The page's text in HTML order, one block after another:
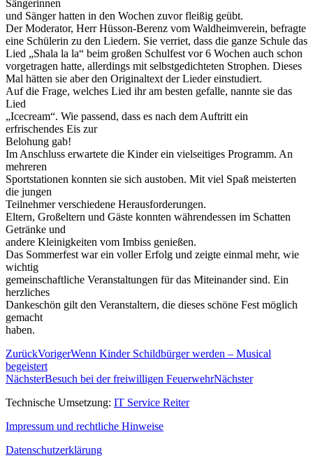
Sängerinnen
und Sänger hatten in den Wochen zuvor fleißig geübt.
Der Moderator, Herr Hüsson-Berenz vom Waldheimverein, befragte
eine Schülerin zu den Liedern. Sie verriet, dass die ganze Schule das
Lied „Shala la la“ beim großen Schulfest vor 6 Wochen auch schon
vorgetragen hatte, allerdings mit selbstgedichteten Strophen. Dieses
Mal hätten sie aber den Originaltext der Lieder einstudiert.
Auf die Frage, welches Lied ihr am besten gefalle, nannte sie das
Lied
„Icecream“. Wie passend, dass es nach dem Auftritt ein
erfrischendes Eis zur
Belohung gab!
Im Anschluss erwartete die Kinder ein vielseitiges Programm. An
mehreren
Sportstationen konnten sie sich austoben. Mit viel Spaß meisterten
die jungen
Teilnehmer verschiedene Herausforderungen.
Eltern, Großeltern und Gäste konnten währendessen im Schatten
Getränke und
andere Kleinigkeiten vom Imbiss genießen.
Das Sommerfest war ein voller Erfolg und zeigte einmal mehr, wie
wichtig
gemeinschaftliche Veranstaltungen für das Miteinander sind. Ein
herzliches
Dankeschön gilt den Veranstaltern, die dieses schöne Fest möglich
gemacht
haben.
ZurückVorigerWenn Kinder Schildbürger werden – Musical
begeistert
NächsterBesuch bei der freiwilligen FeuerwehrNächster
Technische Umsetzung: IT Service Reiter
Impressum und rechtliche Hinweise
Datenschutzerklärung